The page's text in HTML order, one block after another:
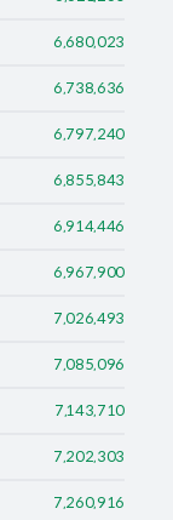
6,680,023
6,738,636
6,797,240
6,855,843
6,914,446
6,967,900
7,026,493
7,085,096
7,143,710
7,202,303
7,260,916